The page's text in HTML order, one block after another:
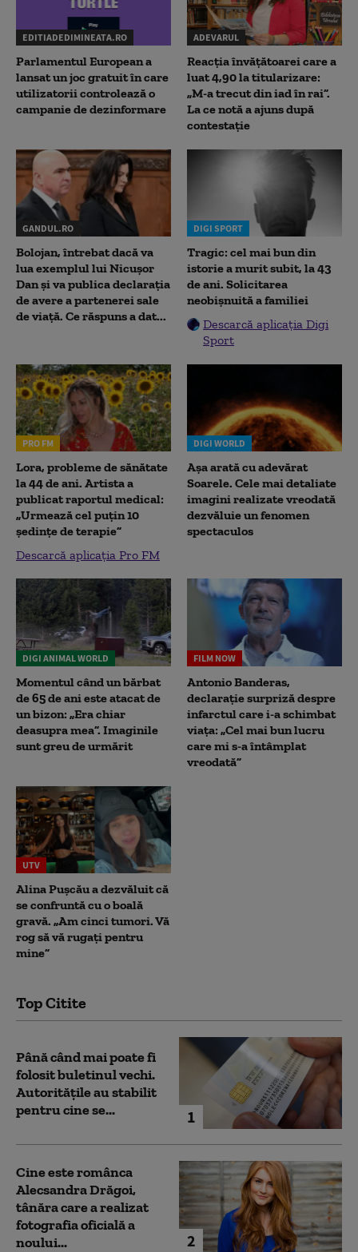
EDITIADEDIMINEATA.RO
Parlamentul European a
lansat un joc gratuit în care
utilizatorii controlează o
campanie de dezinformare
ADEVARUL
Reacția învățătoarei care a
luat 4,90 la titularizare:
„M-a trecut din iad în rai”.
La ce notă a ajuns după
contestație
GANDUL.RO
Bolojan, întrebat dacă va
lua exemplul lui Nicușor
Dan și va publica declarația
de avere a partenerei sale
de viață. Ce răspuns a dat...
DIGI SPORT
Tragic: cel mai bun din
istorie a murit subit, la 43
de ani. Solicitarea
neobișnuită a familiei
Descarcă aplicația Digi
Sport
PRO FM
Lora, probleme de sănătate
la 44 de ani. Artista a
publicat raportul medical:
„Urmează cel puțin 10
ședințe de terapie”
Descarcă aplicația Pro FM
DIGI WORLD
Așa arată cu adevărat
Soarele. Cele mai detaliate
imagini realizate vreodată
dezvăluie un fenomen
spectaculos
DIGI ANIMAL WORLD
Momentul când un bărbat
de 65 de ani este atacat de
un bizon: „Era chiar
deasupra mea”. Imaginile
sunt greu de urmărit
FILM NOW
Antonio Banderas,
declarație surpriză despre
infarctul care i-a schimbat
viața: „Cel mai bun lucru
care mi s-a întâmplat
vreodată”
UTV
Alina Pușcău a dezvăluit că
se confruntă cu o boală
gravă. „Am cinci tumori. Vă
rog să vă rugați pentru
mine”
Top Citite
1
Până când mai poate fi
folosit buletinul vechi.
Autoritățile au stabilit
pentru cine se...
2
Cine este românca
Alecsandra Drăgoi,
tânăra care a realizat
fotografia oficială a
noului...